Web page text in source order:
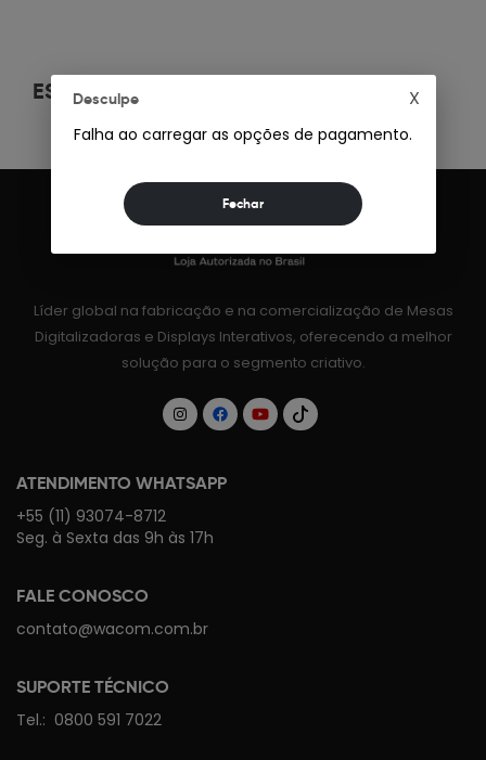
ESPECIFICAÇÕES
Líder global na fabricação e na comercialização de Mesas
Digitalizadoras e Displays Interativos, oferecendo a melhor
solução para o segmento criativo.
ATENDIMENTO WHATSAPP
+55 (11) 93074-8712
Seg. à Sexta das 9h às 17h
FALE CONOSCO
contato@wacom.com.br
SUPORTE TÉCNICO
Tel.: 0800 591 7022
Desculpe
Falha ao carregar as opções de pagamento.
X